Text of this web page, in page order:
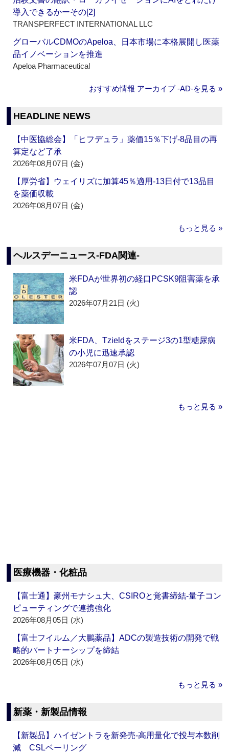
導入できるかーその[2]
TRANSPERFECT INTERNATIONAL LLC
グローバルCDMOのApeloa、日本市場に本格展開し医薬
品イノベーションを推進
Apeloa Pharmaceutical
おすすめ情報 アーカイブ ‐AD‐を見る »
HEADLINE NEWS
【中医協総会】「ヒフデュラ」薬価15％下げ‐8品目の再
算定など了承
2026年08月07日 (金)
【厚労省】ウェイリズに加算45％適用‐13日付で13品目
を薬価収載
2026年08月07日 (金)
もっと見る »
ヘルスデーニュース‐FDA関連‐
米FDAが世界初の経口PCSK9阻害薬を承
認
2026年07月21日 (火)
米FDA、Tzieldをステージ3の1型糖尿病
の小児に迅速承認
2026年07月07日 (火)
もっと見る »
医療機器・化粧品
【富士通】豪州モナシュ大、CSIROと覚書締結‐量子コン
ピューティングで連携強化
2026年08月05日 (水)
【富士フイルム／大鵬薬品】ADCの製造技術の開発で戦
略的パートナーシップを締結
2026年08月05日 (水)
もっと見る »
新薬・新製品情報
【新製品】ハイゼントラを新発売‐高用量化で投与本数削
減 CSLベーリング